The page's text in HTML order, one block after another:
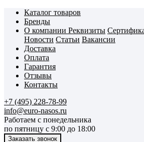
Каталог товаров
Бренды
О компании Реквизиты
Новости Статьи Вакансии
Доставка
Оплата
Гарантия
Отзывы
Контакты
+7 (495) 228-78-99
info@euro-nasos.ru
Работаем с понедельника
по пятницу с 9:00 до 18:00